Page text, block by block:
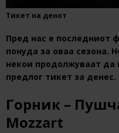
Тикет на денот
Пред нас е последниот
понуда за оваа сезона.
некои продолжуваат
предлог тикет за денес.
Горник –
Mozzart